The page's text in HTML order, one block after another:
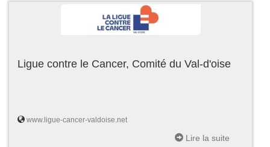
Ligue contre le Cancer, Comité du Val-d'oise
www.ligue-cancer-valdoise.net
Lire la suite